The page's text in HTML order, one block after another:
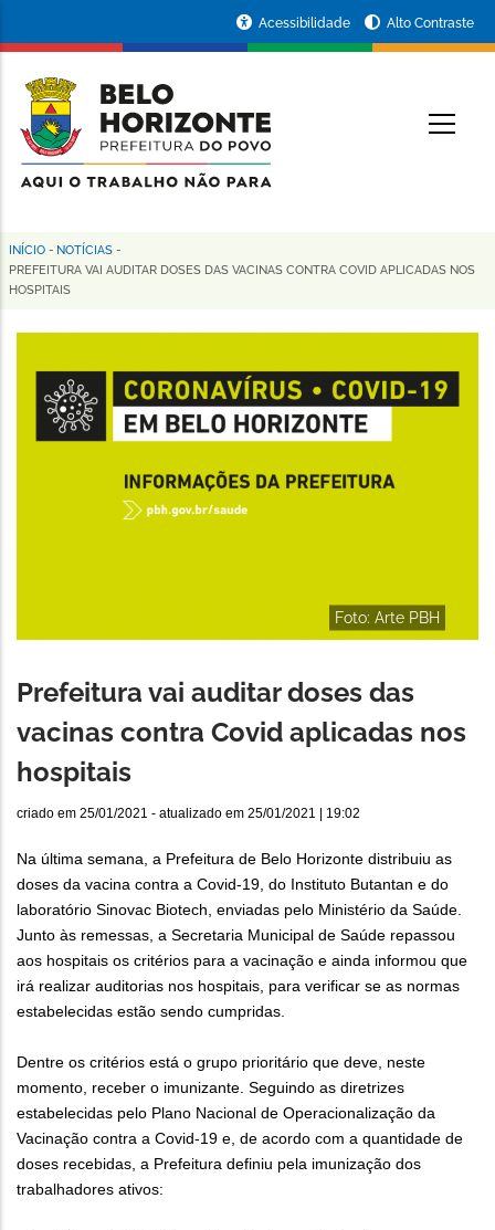
conteúdo
principal
da
Prefeitura
de
Horizonte
Acessibilidade Alto Contraste
Trilha
de
navegação
INÍCIO - NOTÍCIAS -
PREFEITURA VAI AUDITAR DOSES DAS VACINAS CONTRA COVID APLICADAS NOS
HOSPITAIS
Foto: Arte PBH
Prefeitura vai auditar doses das
vacinas contra Covid aplicadas nos
hospitais
criado em 25/01/2021 - atualizado em 25/01/2021 | 19:02
Na última semana, a Prefeitura de Belo Horizonte distribuiu as
doses da vacina contra a Covid-19, do Instituto Butantan e do
laboratório Sinovac Biotech, enviadas pelo Ministério da Saúde.
Junto às remessas, a Secretaria Municipal de Saúde repassou
aos hospitais os critérios para a vacinação e ainda informou que
irá realizar auditorias nos hospitais, para verificar se as normas
estabelecidas estão sendo cumpridas.
Dentre os critérios está o grupo prioritário que deve, neste
momento, receber o imunizante. Seguindo as diretrizes
estabelecidas pelo Plano Nacional de Operacionalização da
Vacinação contra a Covid-19 e, de acordo com a quantidade de
doses recebidas, a Prefeitura definiu pela imunização dos
trabalhadores ativos: